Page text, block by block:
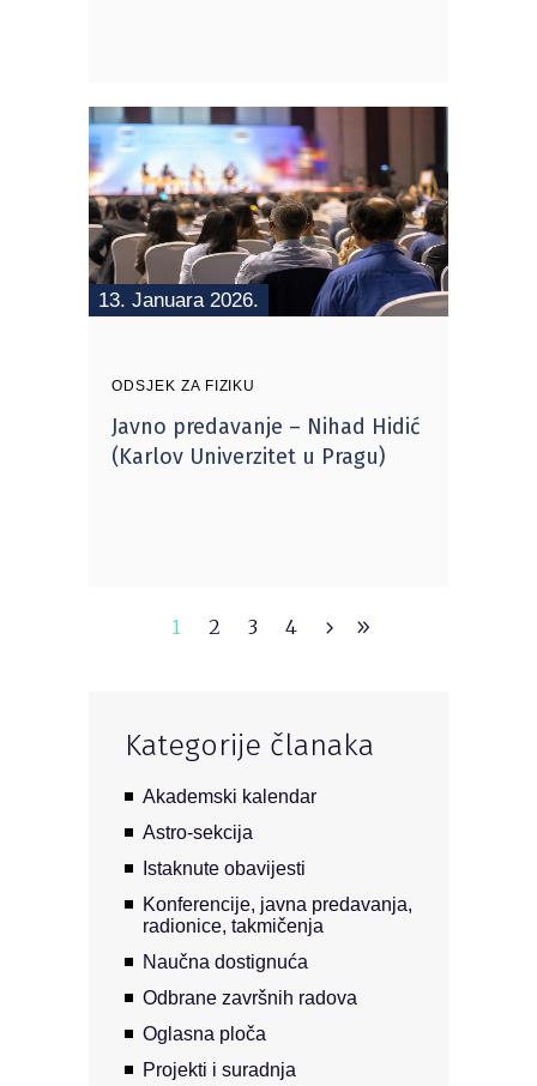
13. Januara 2026.
ODSJEK ZA FIZIKU
Javno predavanje – Nihad Hidić
(Karlov Univerzitet u Pragu)
1 2 3 4
Kategorije članaka
Akademski kalendar
Astro-sekcija
Istaknute obavijesti
Konferencije, javna predavanja,
radionice, takmičenja
Naučna dostignuća
Odbrane završnih radova
Oglasna ploča
Projekti i suradnja